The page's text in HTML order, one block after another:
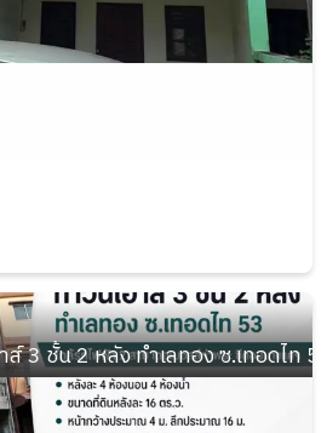
3 ชั้น 2 หลัง ทำเลทอง ซ.เทอดไท